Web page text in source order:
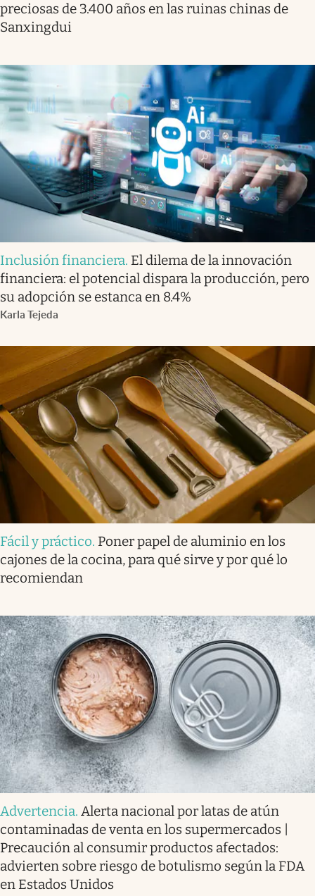
preciosas de 3.400 años en las ruinas chinas de
Sanxingdui
Inclusión financiera. El dilema de la innovación
financiera: el potencial dispara la producción, pero
su adopción se estanca en 8.4%
Karla Tejeda
Fácil y práctico. Poner papel de aluminio en los
cajones de la cocina, para qué sirve y por qué lo
recomiendan
Advertencia. Alerta nacional por latas de atún
contaminadas de venta en los supermercados |
Precaución al consumir productos afectados:
advierten sobre riesgo de botulismo según la FDA
en Estados Unidos